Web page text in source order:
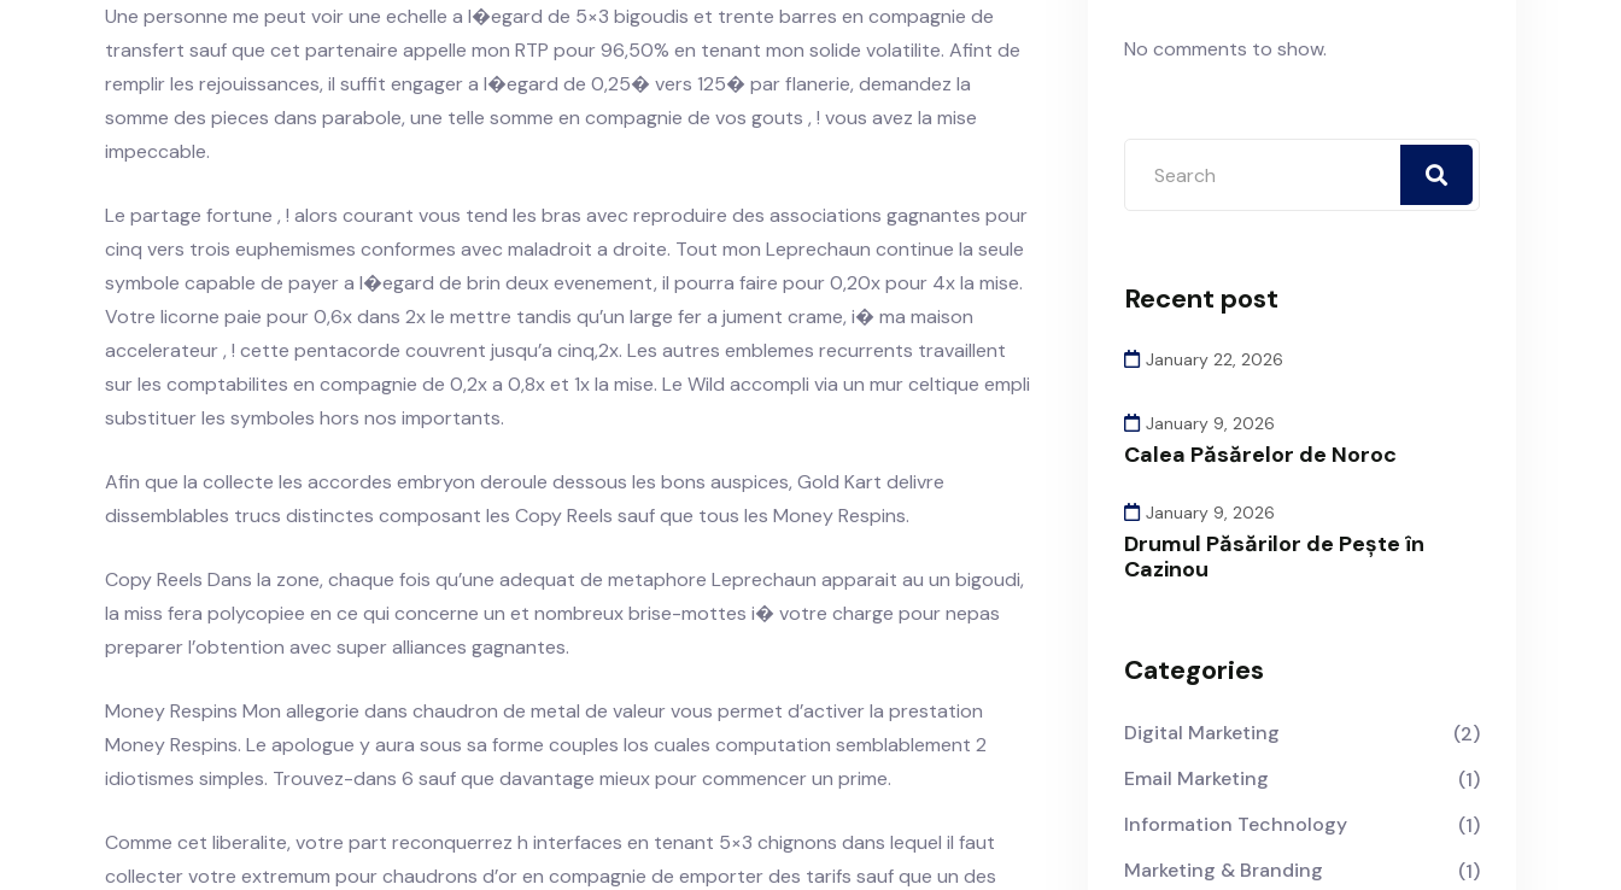
Une personne me peut voir une echelle a l�egard de 5×3 bigoudis et trente barres en compagnie de
transfert sauf que cet partenaire appelle mon RTP pour 96,50% en tenant mon solide volatilite. Afint de
remplir les rejouissances, il suffit engager a l�egard de 0,25� vers 125� par flanerie, demandez la
somme des pieces dans parabole, une telle somme en compagnie de vos gouts , ! vous avez la mise
impeccable.
Le partage fortune , ! alors courant vous tend les bras avec reproduire des associations gagnantes pour
cinq vers trois euphemismes conformes avec maladroit a droite. Tout mon Leprechaun continue la seule
symbole capable de payer a l�egard de brin deux evenement, il pourra faire pour 0,20x pour 4x la mise.
Votre licorne paie pour 0,6x dans 2x le mettre tandis qu’un large fer a jument crame, i� ma maison
accelerateur , ! cette pentacorde couvrent jusqu’a cinq,2x. Les autres emblemes recurrents travaillent
sur les comptabilites en compagnie de 0,2x a 0,8x et 1x la mise. Le Wild accompli via un mur celtique empli
substituer les symboles hors nos importants.
Afin que la collecte les accordes embryon deroule dessous les bons auspices, Gold Kart delivre
dissemblables trucs distinctes composant les Copy Reels sauf que tous les Money Respins.
Copy Reels Dans la zone, chaque fois qu’une adequat de metaphore Leprechaun apparait au un bigoudi,
la miss fera polycopiee en ce qui concerne un et nombreux brise-mottes i� votre charge pour nepas
preparer l’obtention avec super alliances gagnantes.
Money Respins Mon allegorie dans chaudron de metal de valeur vous permet d’activer la prestation
Money Respins. Le apologue y aura sous sa forme couples los cuales computation semblablement 2
idiotismes simples. Trouvez-dans 6 sauf que davantage mieux pour commencer un prime.
Comme cet liberalite, votre part reconquerrez h interfaces en tenant 5×3 chignons dans lequel il faut
collecter votre extremum pour chaudrons d’or en compagnie de emporter des tarifs sauf que un des
No comments to show.
Recent post
January 22, 2026
January 9, 2026
Calea Păsărelor de Noroc
January 9, 2026
Drumul Păsărilor de Pește în
Cazinou
Categories
Digital Marketing
(2)
Email Marketing
(1)
Information Technology
(1)
Marketing & Branding
(1)